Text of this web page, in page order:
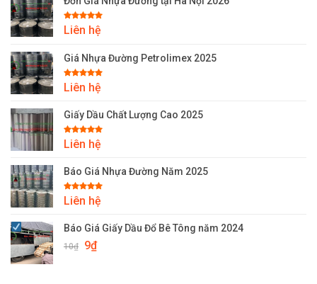
Được xếp
hạng5.00
Liên hệ
Giá Nhựa Đường Petrolimex 2025
Được xếp
hạng5.00
Liên hệ
Giấy Dầu Chất Lượng Cao 2025
Được xếp
hạng5.00
Liên hệ
Báo Giá Nhựa Đường Năm 2025
Được xếp
hạng5.00
Liên hệ
Báo Giá Giấy Dầu Đổ Bê Tông năm 2024
10₫
Giá
9₫Giá